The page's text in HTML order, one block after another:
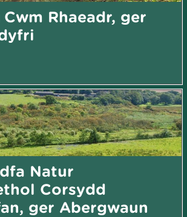
Rhaeadr, ger
Natur
Corsydd
ger Abergwaun